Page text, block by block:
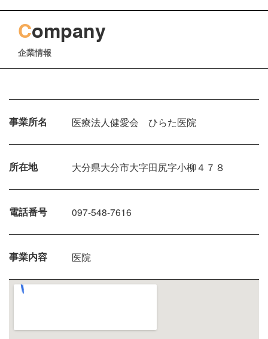
Company
企業情報
事業所名 医療法人健愛会 ひらた医院
所在地 大分県大分市大字田尻字小柳４７８
電話番号 097-548-7616
事業内容 医院